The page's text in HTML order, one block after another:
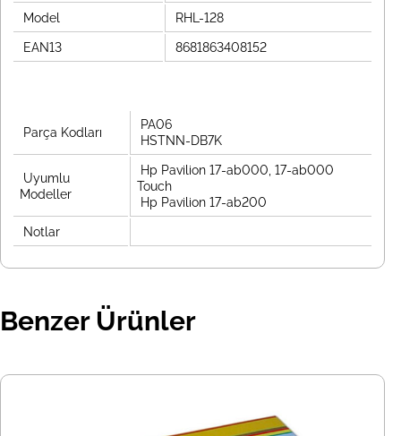
Model RHL-128
EAN13 8681863408152
Parça Kodları
PA06
HSTNN-DB7K
Uyumlu
Modeller
Hp Pavilion 17-ab000, 17-ab000
Touch
Hp Pavilion 17-ab200
Notlar
Benzer Ürünler